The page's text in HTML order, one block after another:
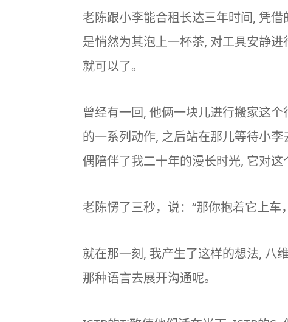
老陈跟小李能合租长达三年时间, 凭
是悄然为其泡上一杯茶, 对工具安静
就可以了。
曾经有一回, 他俩一块儿进行搬家这
的一系列动作, 之后站在那儿等待小
偶陪伴了我二十年的漫长时光, 它对这
老陈愣了三秒，说：“那你抱着它上车
就在那一刻, 我产生了这样的想法, 八
那种语言去展开沟通呢。